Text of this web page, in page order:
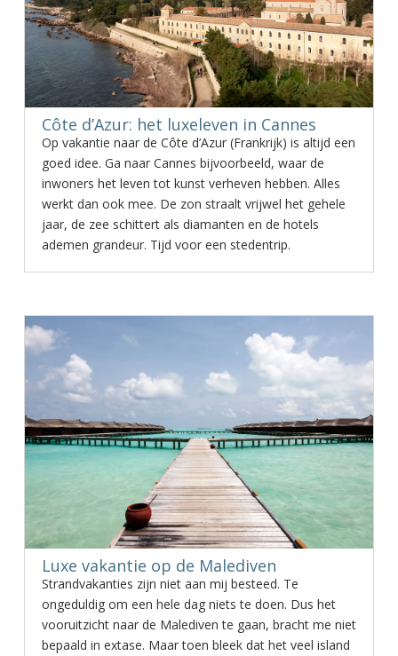
Côte d’Azur: het luxeleven in Cannes
Op vakantie naar de Côte d’Azur (Frankrijk) is altijd een
goed idee. Ga naar Cannes bijvoorbeeld, waar de
inwoners het leven tot kunst verheven hebben. Alles
werkt dan ook mee. De zon straalt vrijwel het gehele
jaar, de zee schittert als diamanten en de hotels
ademen grandeur. Tijd voor een stedentrip.
Luxe vakantie op de Malediven
Strandvakanties zijn niet aan mij besteed. Te
ongeduldig om een hele dag niets te doen. Dus het
vooruitzicht naar de Malediven te gaan, bracht me niet
bepaald in extase. Maar toen bleek dat het veel island